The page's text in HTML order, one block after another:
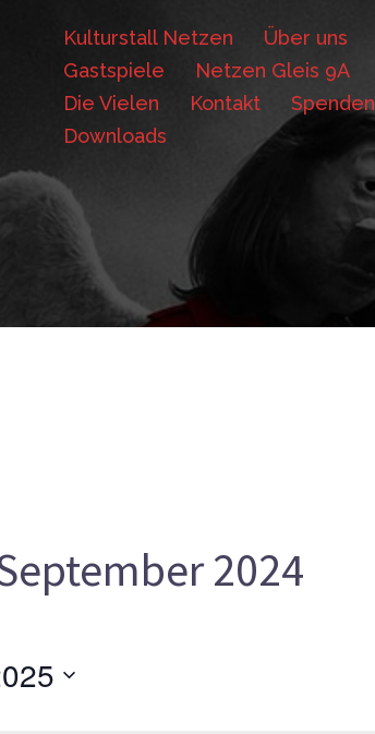
Kulturstall Netzen Über uns
Gastspiele
Netzen Gleis 9A
Die Vielen
Kontakt Spenden
Downloads
2024